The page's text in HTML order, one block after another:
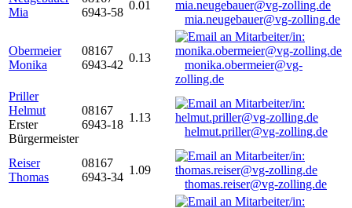
Mia
6943-58
0.01
mia.neugebauer@vg-zolling.de
Obermeier
Monika
08167
6943-42
0.13
monika.obermeier@vg-
zolling.de
Priller
Helmut
Erster
Bürgermeister
08167
6943-18
1.13
helmut.priller@vg-zolling.de
Reiser
Thomas
08167
6943-34
1.09
thomas.reiser@vg-zolling.de